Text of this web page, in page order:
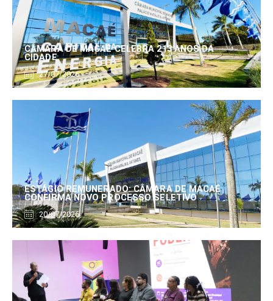
CÂMARA DE MACAÉ CELEBRA 213 ANOS DA
CIDADE
27/07/2026
ESTÁGIO REMUNERADO: CÂMARA DE MACAÉ
CONFIRMA NOVO PROCESSO SELETIVO
20/07/2026